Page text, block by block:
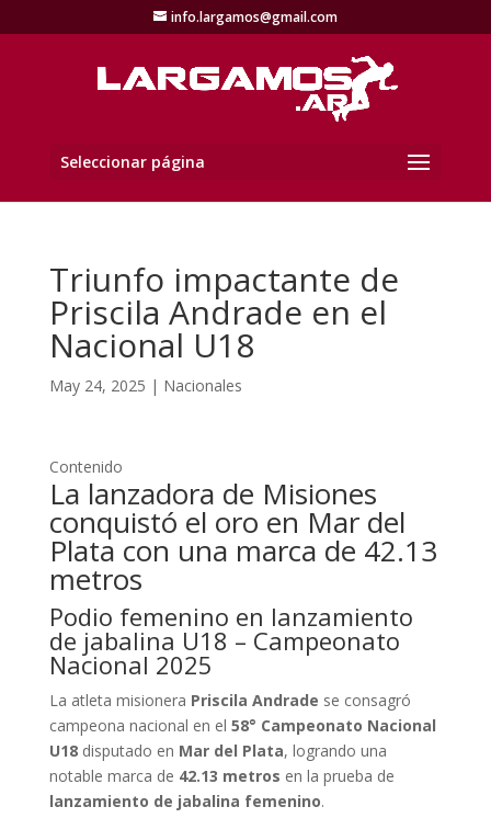
info.largamos@gmail.com
Seleccionar página
Triunfo impactante de
Priscila Andrade en el
Nacional U18
May 24, 2025 | Nacionales
Contenido
La lanzadora de Misiones
conquistó el oro en Mar del
Plata con una marca de 42.13
metros
Podio femenino en lanzamiento
de jabalina U18 – Campeonato
Nacional 2025
La atleta misionera Priscila Andrade se consagró
campeona nacional en el 58° Campeonato Nacional
U18disputado en Mar del Plata, logrando una
notable marca de 42.13 metros en la prueba de
lanzamiento de jabalina femenino.